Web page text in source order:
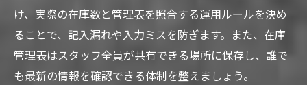
け、実際の在庫数と管理表を照合する運用ルールを決め
ることで、記入漏れや入力ミスを防ぎます。また、在庫
管理表はスタッフ全員が共有できる場所に保存し、誰で
も最新の情報を確認できる体制を整えましょう。